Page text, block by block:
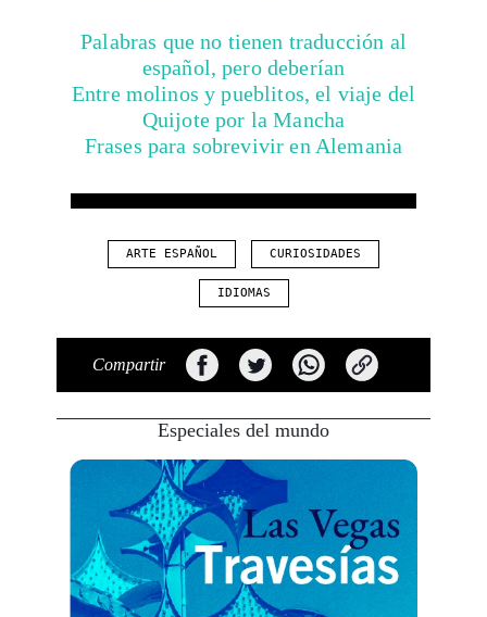
Entre molinos y pueblitos, el viaje del
Quijote por la Mancha
Frases para sobrevivir en Alemania
ARTE ESPAÑOL CURIOSIDADES
Especiales del mundo
Viaja con Travesías, recibe cada semana
itinerarios, tips de insider y las guías más
Suscribirme